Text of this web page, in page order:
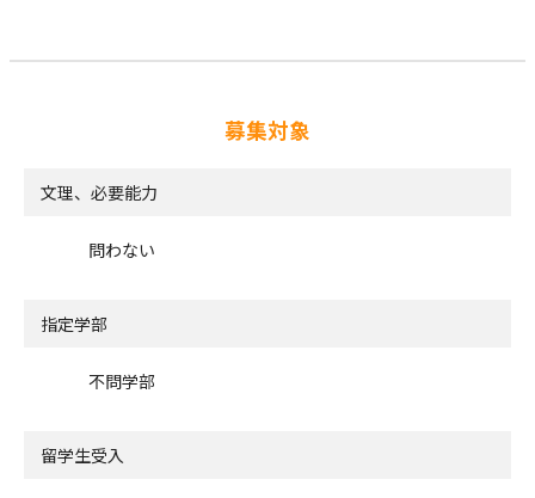
募集対象
文理、必要能力
問わない
指定学部
不問学部
留学生受入